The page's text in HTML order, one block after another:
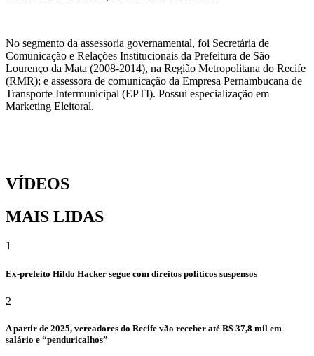
No segmento da assessoria governamental, foi Secretária de
Comunicação e Relações Institucionais da Prefeitura de São
Lourenço da Mata (2008-2014), na Região Metropolitana do Recife
(RMR); e assessora de comunicação da Empresa Pernambucana de
Transporte Intermunicipal (EPTI). Possui especialização em
Marketing Eleitoral.
VÍDEOS
MAIS LIDAS
1
Ex-prefeito Hildo Hacker segue com direitos políticos suspensos
2
A partir de 2025, vereadores do Recife vão receber até R$ 37,8 mil em
salário e “penduricalhos”